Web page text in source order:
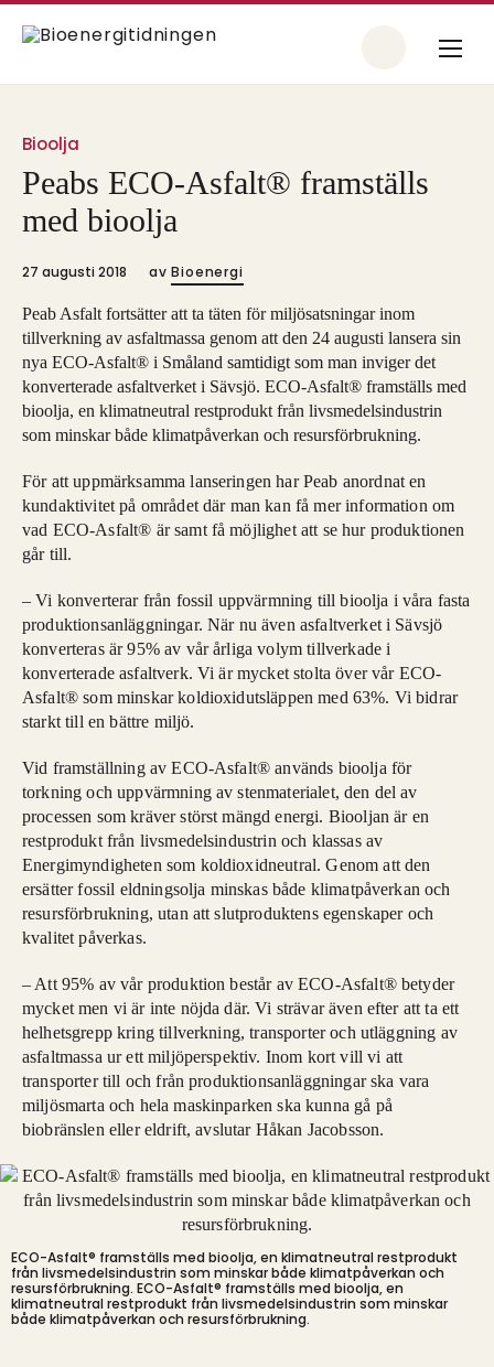
Bioolja
Peabs ECO-Asfalt® framställs
med bioolja
27 augusti 2018 av Bioenergi
Peab Asfalt fortsätter att ta täten för miljösatsningar inom
tillverkning av asfaltmassa genom att den 24 augusti lansera sin
nya ECO-Asfalt® i Småland samtidigt som man inviger det
konverterade asfaltverket i Sävsjö. ECO-Asfalt® framställs med
bioolja, en klimatneutral restprodukt från livsmedelsindustrin
som minskar både klimatpåverkan och resursförbrukning.
För att uppmärksamma lanseringen har Peab anordnat en
kundaktivitet på området där man kan få mer information om
vad ECO-Asfalt® är samt få möjlighet att se hur produktionen
går till.
– Vi konverterar från fossil uppvärmning till bioolja i våra fasta
produktionsanläggningar. När nu även asfaltverket i Sävsjö
konverteras är 95% av vår årliga volym tillverkade i
konverterade asfaltverk. Vi är mycket stolta över vår ECO-
Asfalt® som minskar koldioxidutsläppen med 63%. Vi bidrar
starkt till en bättre miljö.
Vid framställning av ECO-Asfalt® används bioolja för
torkning och uppvärmning av stenmaterialet, den del av
processen som kräver störst mängd energi. Biooljan är en
restprodukt från livsmedelsindustrin och klassas av
Energimyndigheten som koldioxidneutral. Genom att den
ersätter fossil eldningsolja minskas både klimatpåverkan och
resursförbrukning, utan att slutproduktens egenskaper och
kvalitet påverkas.
– Att 95% av vår produktion består av ECO-Asfalt® betyder
mycket men vi är inte nöjda där. Vi strävar även efter att ta ett
helhetsgrepp kring tillverkning, transporter och utläggning av
asfaltmassa ur ett miljöperspektiv. Inom kort vill vi att
transporter till och från produktionsanläggningar ska vara
miljösmarta och hela maskinparken ska kunna gå på
biobränslen eller eldrift, avslutar Håkan Jacobsson.
ECO-Asfalt® framställs med bioolja, en klimatneutral restprodukt
från livsmedelsindustrin som minskar både klimatpåverkan och
resursförbrukning. ECO-Asfalt® framställs med bioolja, en
klimatneutral restprodukt från livsmedelsindustrin som minskar
både klimatpåverkan och resursförbrukning.